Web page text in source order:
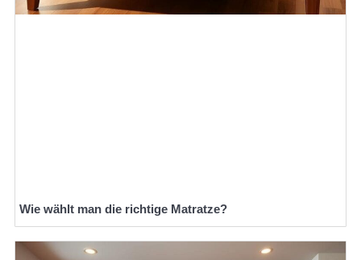
Wie wählt man die richtige Matratze?